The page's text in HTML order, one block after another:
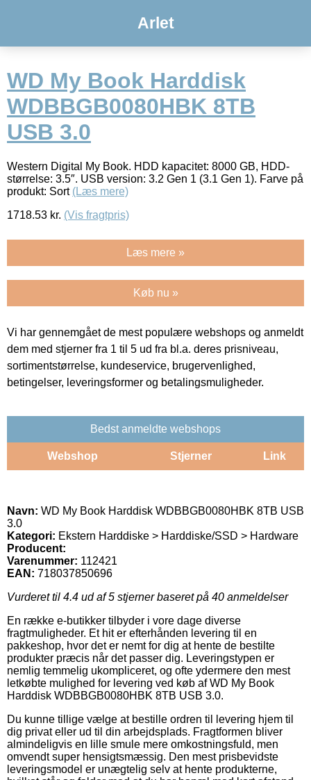
Arlet
WD My Book Harddisk
WDBBGB0080HBK 8TB
USB 3.0
Western Digital My Book. HDD kapacitet: 8000 GB, HDD-
størrelse: 3.5″. USB version: 3.2 Gen 1 (3.1 Gen 1). Farve på
produkt: Sort (Læs mere)
1718.53 kr. (Vis fragtpris)
Læs mere »
Køb nu »
Vi har gennemgået de mest populære webshops og anmeldt
dem med stjerner fra 1 til 5 ud fra bl.a. deres prisniveau,
sortimentstørrelse, kundeservice, brugervenlighed,
betingelser, leveringsformer og betalingsmuligheder.
Bedst anmeldte webshops
Webshop Stjerner Link
Navn: WD My Book Harddisk WDBBGB0080HBK 8TB USB
3.0
Kategori: Ekstern Harddiske > Harddiske/SSD > Hardware
Producent:
Varenummer: 112421
EAN: 718037850696
Vurderet til 4.4 ud af 5 stjerner baseret på 40 anmeldelser
En række e-butikker tilbyder i vore dage diverse
fragtmuligheder. Et hit er efterhånden levering til en
pakkeshop, hvor det er nemt for dig at hente de bestilte
produkter præcis når det passer dig. Leveringstypen er
nemlig temmelig ukompliceret, og ofte ydermere den mest
letkøbte mulighed for levering ved køb af WD My Book
Harddisk WDBBGB0080HBK 8TB USB 3.0.
Du kunne tillige vælge at bestille ordren til levering hjem til
dig privat eller ud til din arbejdsplads. Fragtformen bliver
almindeligvis en lille smule mere omkostningsfuld, men
omvendt super hensigtsmæssig. Den mest prisbevidste
leveringsmodel er unægtelig selv at hente produkterne,